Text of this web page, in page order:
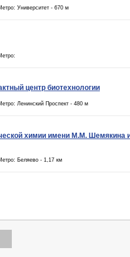
Университет - 670 м
центр биотехнологии
Ленинский Проспект - 480 м
химии имени М.М. Шемякина
Беляево - 1,17 км